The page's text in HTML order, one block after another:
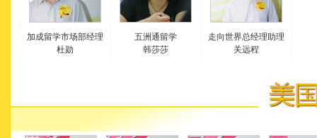
加成留学市场部经理
杜勋
五洲通留学
韩莎莎
走向世界总经理助理
关远程